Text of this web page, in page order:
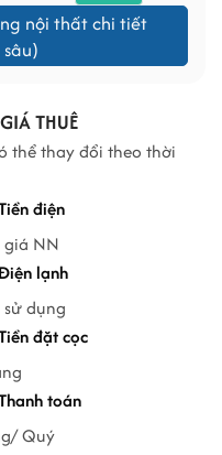
nội thất chi tiết
THUÊ
thể thay đổi theo thời
điện
giá NN
lạnh
sử dụng
đặt cọc
toán
Quý